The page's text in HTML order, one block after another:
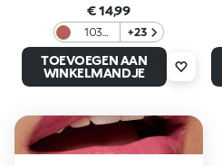
€ 14,99
103
Natural
Rose
+23
TOEVOEGEN AAN
WINKELMANDJE